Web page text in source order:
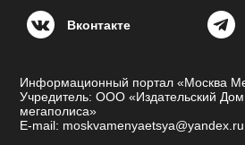
Вконтакте
Информационный портал «Москва
Учредитель: ООО «Издательский Дом
мегаполиса»
E-mail: moskvamenyaetsya@yandex.ru